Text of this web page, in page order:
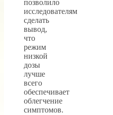
позволило
исследователям
сделать
вывод,
что
режим
низкой
дозы
лучше
всего
обеспечивает
облегчение
симптомов.